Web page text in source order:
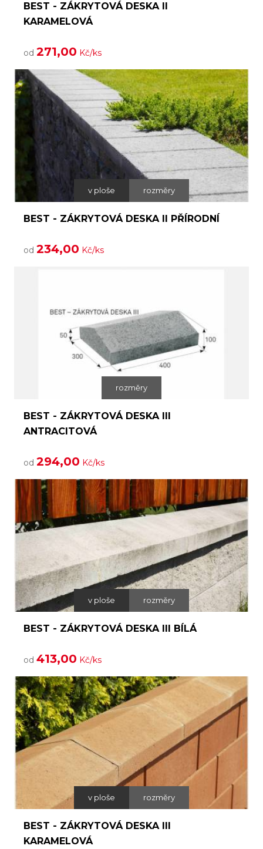
BEST - ZÁKRYTOVÁ DESKA II
KARAMELOVÁ
od 271,00 Kč/ks
v ploše rozměry
BEST - ZÁKRYTOVÁ DESKA II PŘÍRODNÍ
od 234,00 Kč/ks
rozměry
BEST - ZÁKRYTOVÁ DESKA III
ANTRACITOVÁ
od 294,00 Kč/ks
v ploše rozměry
BEST - ZÁKRYTOVÁ DESKA III BÍLÁ
od 413,00 Kč/ks
v ploše rozměry
BEST - ZÁKRYTOVÁ DESKA III
KARAMELOVÁ